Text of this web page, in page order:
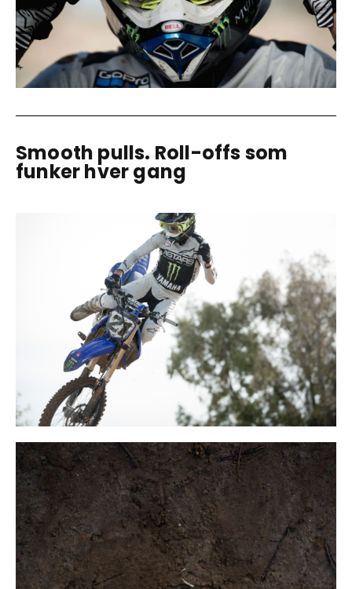
Smooth pulls. Roll-offs som
funker hver gang